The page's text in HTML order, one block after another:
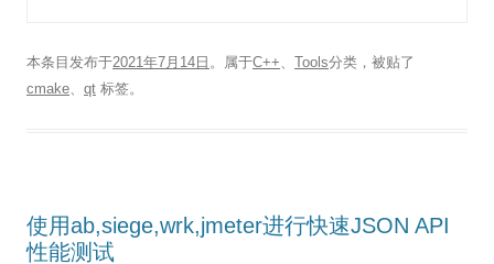
本条目发布于2021年7月14日 。属于C++、 Tools分类，被贴了
cmake、 qt 标签。
使用ab,siege,wrk,jmeter进行快速JSON API
性能测试